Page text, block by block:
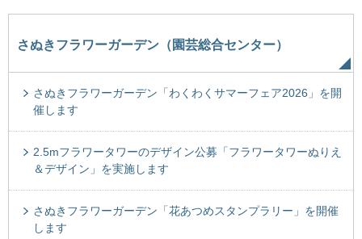
さぬきフラワーガーデン（園芸総合センター）
さぬきフラワーガーデン「わくわくサマーフェア2026」を開
催します
2.5mフラワータワーのデザイン公募「フラワータワーぬりえ
＆デザイン」を実施します
さぬきフラワーガーデン「花あつめスタンプラリー」を開催
します